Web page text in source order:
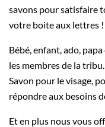
savons pour satisfaire
votre boite aux lettres !
Bébé, enfant, ado,
les membres de la tribu.
Savon pour le visage,
répondre aux besoins
Et en plus nous vous